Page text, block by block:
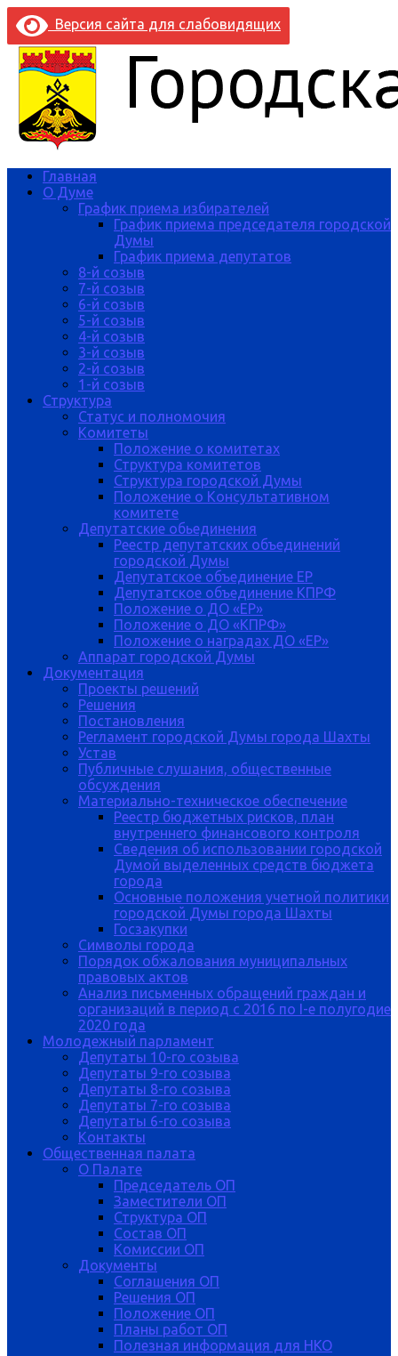
Версия сайта для слабовидящих
Главная
О Думе
График приема избирателей
График приема председателя городской
Думы
График приема депутатов
8-й созыв
7-й созыв
6-й созыв
5-й созыв
4-й созыв
3-й созыв
2-й созыв
1-й созыв
Структура
Статус и полномочия
Комитеты
Положение о комитетах
Структура комитетов
Структура городской Думы
Положение о Консультативном
комитете
Депутатские обьединения
Реестр депутатских объединений
городской Думы
Депутатское объединение ЕР
Депутатское объединение КПРФ
Положение о ДО «ЕР»
Положение о ДО «КПРФ»
Положение о наградах ДО «ЕР»
Аппарат городской Думы
Документация
Проекты решений
Решения
Постановления
Регламент городской Думы города Шахты
Устав
Публичные слушания, общественные
обсуждения
Материально-техническое обеспечение
Реестр бюджетных рисков, план
внутреннего финансового контроля
Сведения об использовании городской
Думой выделенных средств бюджета
города
Основные положения учетной политики
городской Думы города Шахты
Госзакупки
Символы города
Порядок обжалования муниципальных
правовых актов
Анализ письменных обращений граждан и
организаций в период с 2016 по I-е полугодие
2020 года
Молодежный парламент
Депутаты 10-го созыва
Депутаты 9-го созыва
Депутаты 8-го созыва
Депутаты 7-го созыва
Депутаты 6-го созыва
Контакты
Общественная палата
О Палате
Председатель ОП
Заместители ОП
Структура ОП
Состав ОП
Комиссии ОП
Документы
Соглашения ОП
Решения ОП
Положение ОП
Планы работ ОП
Полезная информация для НКО